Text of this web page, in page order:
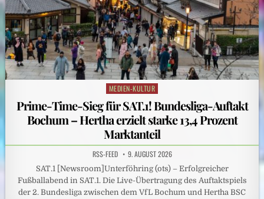
Posted
in
MEDIEN-KULTUR
Prime-Time-Sieg für SAT.1! Bundesliga-Auftakt
Bochum – Hertha erzielt starke 13,4 Prozent
Marktanteil
RSS-FEED 9. AUGUST 2026
SAT.1 [Newsroom]Unterföhring (ots) – Erfolgreicher
Fußballabend in SAT.1. Die Live-Übertragung des Auftaktspiels
der 2. Bundesliga zwischen dem VfL Bochum und Hertha BSC